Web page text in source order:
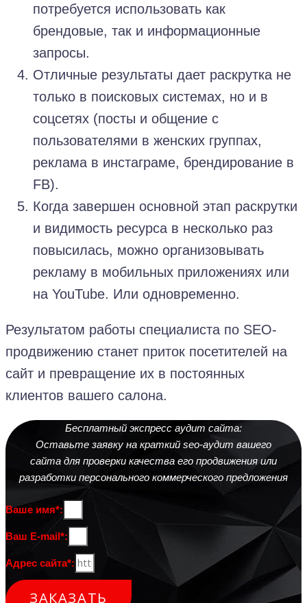
потребуется использовать как
брендовые, так и информационные
запросы.
Отличные результаты дает раскрутка не
только в поисковых системах, но и в
соцсетях (посты и общение с
пользователями в женских группах,
реклама в инстаграме, брендирование в
FB).
Когда завершен основной этап раскрутки
и видимость ресурса в несколько раз
повысилась, можно организовывать
рекламу в мобильных приложениях или
на YouTube. Или одновременно.
Результатом работы специалиста по SEO-
продвижению станет приток посетителей на
сайт и превращение их в постоянных
клиентов вашего салона.
Бесплатный экспресс аудит сайта:
Оставьте заявку на краткий seo-аудит вашего
сайта для проверки качества его продвижения или
разработки персонального коммерческого предложения
Ваше имя*:
Ваш E-mail*:
Адрес сайта*:
ЗАКАЗАТЬ